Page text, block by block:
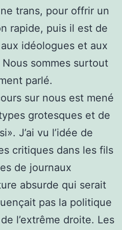
trans, pour offrir un
rapide, puis il est de
idéologues et aux
sommes surtout
parlé.
sur nous est mené
grotesques et de
J’ai vu l’idée de
critiques dans les fils
de journaux
absurde qui serait
pas la politique
l’extrême droite. Les